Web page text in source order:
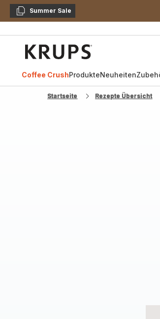
KopierenSummer Sale
Coffee CrushProdukteNeuheiten
Startseite Rezepte Übersicht